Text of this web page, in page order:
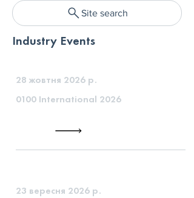
Site search
Industry Events
28 жовтня 2026 р.
0100 International 2026
23 вересня 2026 р.